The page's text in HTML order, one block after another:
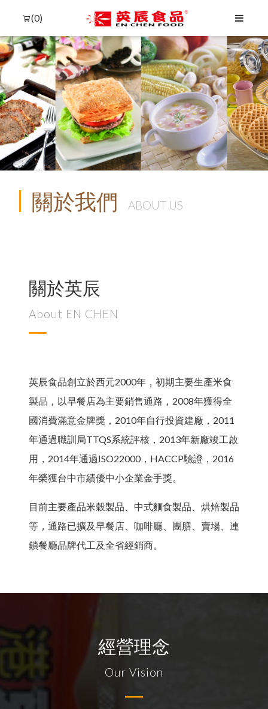
(0)
公司簡介
歷史沿革
米穀類
烘焙類
肉品類
飲品類
調味醬料類
經銷商訂購單下載
總產品訂購單下載
檢驗報告下載區
會員中心 會員資料
修改密碼
會員需知
登出
其他說明
會員條款
會員中心
關於我們 ABOUT US
關於英辰
About EN CHEN
英辰食品創立於西元2000年，初期主要生產米食
製品，以早餐店為主要銷售通路，2008年獲得全
國消費滿意金牌獎，2010年自行投資建廠，2011
年通過職訓局TTQS系統評核，2013年新廠竣工啟
用，2014年通過ISO22000，HACCP驗證，2016
年榮獲台中市績優中小企業金手獎。
目前主要產品米穀製品、中式麵食製品、烘焙製品
等，通路已擴及早餐店、咖啡廳、團膳、賣場、連
鎖餐廳品牌代工及全省經銷商。
經營理念
Our Vision